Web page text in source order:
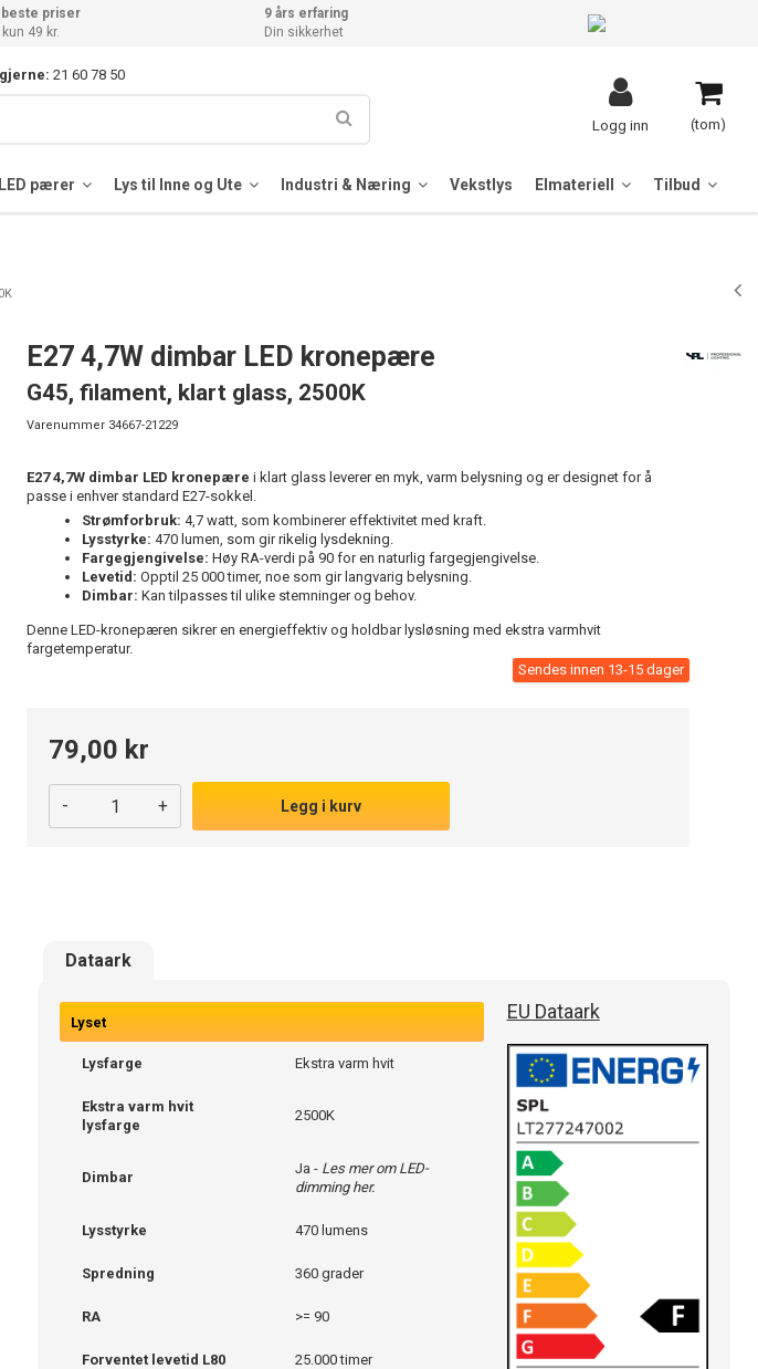
priser
49 kr.
9 års erfaring
Din sikkerhet
21 60 78 50
(tom)
Logg inn
LED pærer Lys til Inne og Ute Industri & Næring Vekstlys Elmateriell Tilbud
E27 4,7W dimbar LED kronepære
G45, filament, klart glass, 2500K
Varenummer 34667-21229
E27 4,7W dimbar LED kronepære i klart glass leverer en myk, varm belysning og er designet for å
passe i enhver standard E27-sokkel.
Strømforbruk: 4,7 watt, som kombinerer effektivitet med kraft.
Lysstyrke: 470 lumen, som gir rikelig lysdekning.
Fargegjengivelse: Høy RA-verdi på 90 for en naturlig fargegjengivelse.
Levetid: Opptil 25 000 timer, noe som gir langvarig belysning.
Dimbar: Kan tilpasses til ulike stemninger og behov.
Denne LED-kronepæren sikrer en energieffektiv og holdbar lysløsning med ekstra varmhvit
fargetemperatur.
Sendes innen 13-15 dager
79,00 kr
- + Legg i kurv
Dataark
Lyset
Lysfarge Ekstra varm hvit
Ekstra varm hvit
lysfarge
2500K
Dimbar
Ja - Les mer om LED-
dimming her.
Lysstyrke 470 lumens
Spredning 360 grader
RA >= 90
Forventet levetid L80 25.000 timer
EU Dataark